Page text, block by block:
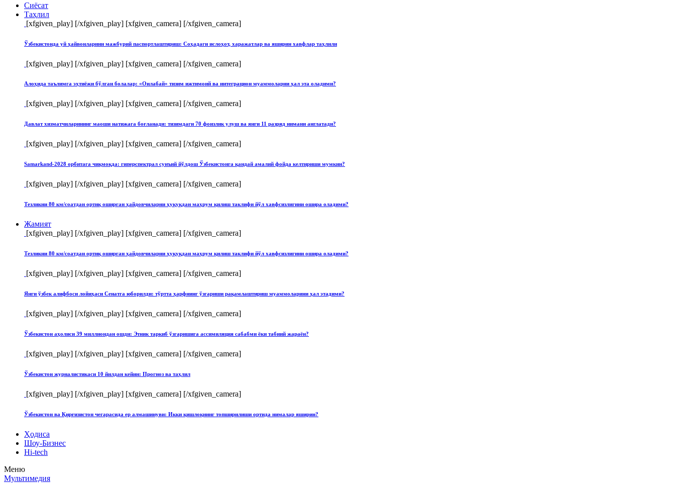
Сиёсат
Таҳлил
[xfgiven_play] [/xfgiven_play] [xfgiven_camera] [/xfgiven_camera]
Ўзбекистонда уй ҳайвонларини мажбурий паспортлаштириш: Соҳадаги ислоҳот, харажатлар ва яширин хавфлар таҳлили
[xfgiven_play] [/xfgiven_play] [xfgiven_camera] [/xfgiven_camera]
Алоҳида таълимга эҳтиёжи бўлган болалар: «Оилабай» тизим ижтимоий ва интеграцион муаммоларни ҳал эта оладими?
[xfgiven_play] [/xfgiven_play] [xfgiven_camera] [/xfgiven_camera]
Давлат хизматчиларининг маоши натижага боғланади: тизимдаги 70 фоизлик улуш ва янги 11 разряд нимани англатади?
[xfgiven_play] [/xfgiven_play] [xfgiven_camera] [/xfgiven_camera]
Samarkand-2028 орбитага чиқмоқда: гиперспектрал сунъий йўлдош Ўзбекистонга қандай амалий фойда келтириши мумкин?
[xfgiven_play] [/xfgiven_play] [xfgiven_camera] [/xfgiven_camera]
Тезликни 80 км/соатдан ортиқ оширган ҳайдовчиларни ҳуқуқдан маҳрум қилиш таклифи йўл хавфсизлигини ошира оладими?
Жамият
[xfgiven_play] [/xfgiven_play] [xfgiven_camera] [/xfgiven_camera]
Тезликни 80 км/соатдан ортиқ оширган ҳайдовчиларни ҳуқуқдан маҳрум қилиш таклифи йўл хавфсизлигини ошира оладими?
[xfgiven_play] [/xfgiven_play] [xfgiven_camera] [/xfgiven_camera]
Янги ўзбек алифбоси лойиҳаси Сенатга юборилди: тўртта ҳарфнинг ўзгариши рақамлаштириш муаммоларини ҳал этадими?
[xfgiven_play] [/xfgiven_play] [xfgiven_camera] [/xfgiven_camera]
Ўзбекистон аҳолиси 39 миллиондан ошди: Этник таркиб ўзгаришига ассимиляция сабабми ёки табиий жараён?
[xfgiven_play] [/xfgiven_play] [xfgiven_camera] [/xfgiven_camera]
Ўзбекистон журналистикаси 10 йилдан кейин: Прогноз ва таҳлил
[xfgiven_play] [/xfgiven_play] [xfgiven_camera] [/xfgiven_camera]
Ўзбекистон ва Қирғизистон чегарасида ер алмашинуви: Икки қишлоқнинг топширилиши ортида нималар яширин?
Ҳодиса
Шоу-Бизнес
Hi-tech
Меню
Мультимедия